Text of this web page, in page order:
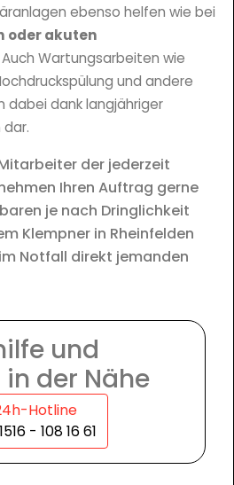
ebenso helfen wie bei
oder akuten
Auch Wartungsarbeiten wie
und andere
dank langjähriger
dar.
der jederzeit
Ihren Auftrag gerne
je nach Dringlichkeit
Klempner in Rheinfelden
Notfall direkt jemanden
und
der Nähe
Hotline
- 108 16 61